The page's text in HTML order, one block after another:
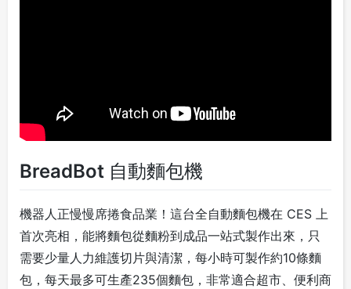
BreadBot 自動麵包機
機器人正慢慢席捲食品業！這台全自動麵包機在 CES 上
首次亮相，能將麵包從麵粉到成品一站式製作出來， 只
需要少量人力維護切片與清潔， 每小時可製作約10條麵
包，每天最多可生產235個麵包，非常適合超市、便利商